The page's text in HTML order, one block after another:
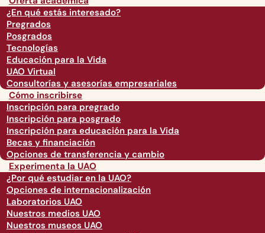
¿En qué estás interesado?
Pregrados
Posgrados
Tecnologías
Educación para la Vida
UAO Virtual
Consultorías y asesorías empresariales
Cómo inscribirse
Inscripción para pregrado
Inscripción para posgrado
Inscripción para educación para la Vida
Becas y financiación
Opciones de transferencia y cambio
Experimenta la UAO
¿Por qué estudiar en la UAO?
Opciones de internacionalización
Laboratorios UAO
Nuestros medios UAO
Nuestros museos UAO